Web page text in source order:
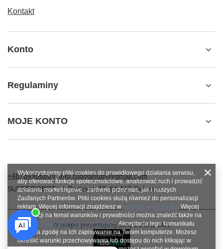
Kontakt
Konto
Regulaminy
MOJE KONTO
+48784966809 info.robotshops@gmail.com
SUPERROBOT,ul. Parkowa 27,64-117Gołanice
W sklepie prezentujemy ceny brutto (z VAT).
Wykorzystujemy pliki cookies do prawidłowego działania serwisu,
aby oferować funkcje społecznościowe, analizować ruch i prowadzić
działania marketingowe - zarówno przez nas, jak i naszych
Zaufanych Partnerów. Pliki cookies służą również do personalizacji
reklam. Więcej informacji znajdziesz w polityce prywatności. Więcej
informacji na temat warunków i prywatności można znaleźć także na
stronie Prywatność i warunki Google. Akceptacja tego komunikatu
oznacza zgodę na ich zapisywanie na Twoim komputerze. Możesz
określić warunki przechowywania lub dostępu do nich klikając w